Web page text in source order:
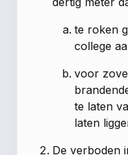
te roken
college
voor
te laten
laten
De verboden